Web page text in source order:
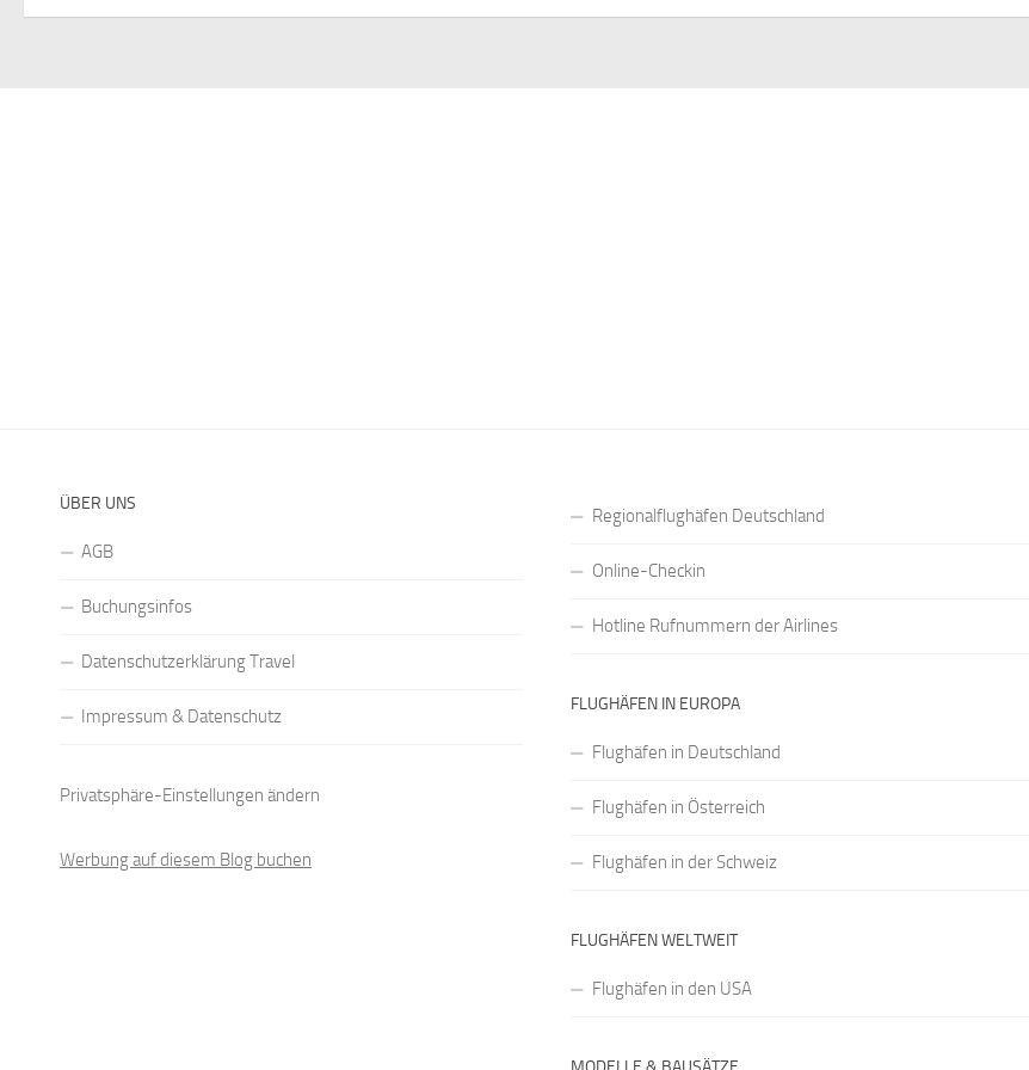
ÜBER UNS
AGB
Buchungsinfos
Datenschutzerklärung Travel
Impressum & Datenschutz
Privatsphäre-Einstellungen ändern
Werbung auf diesem Blog buchen
Regionalflughäfen Deutschland
Online-Checkin
Hotline Rufnummern der Airlines
FLUGHÄFEN IN EUROPA
Flughäfen in Deutschland
Flughäfen in Österreich
Flughäfen in der Schweiz
FLUGHÄFEN WELTWEIT
Flughäfen in den USA